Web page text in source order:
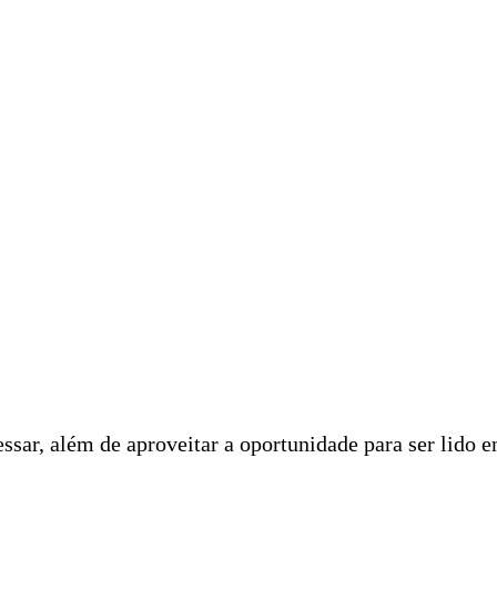
além de aproveitar a oportunidade para ser lido